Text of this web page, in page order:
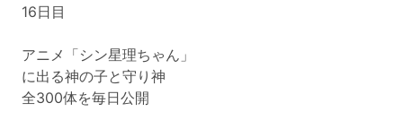
16日目
アニメ「シン星理ちゃん」
に出る神の子と守り神
全300体を毎日公開